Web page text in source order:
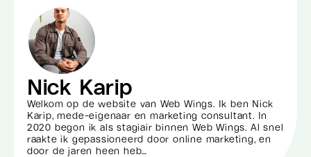
Nick Karip
Welkom op de website van Web Wings. Ik ben Nick
Karip, mede-eigenaar en marketing consultant. In
2020 begon ik als stagiair binnen Web Wings. Al snel
raakte ik gepassioneerd door online marketing, en
door de jaren heen heb…